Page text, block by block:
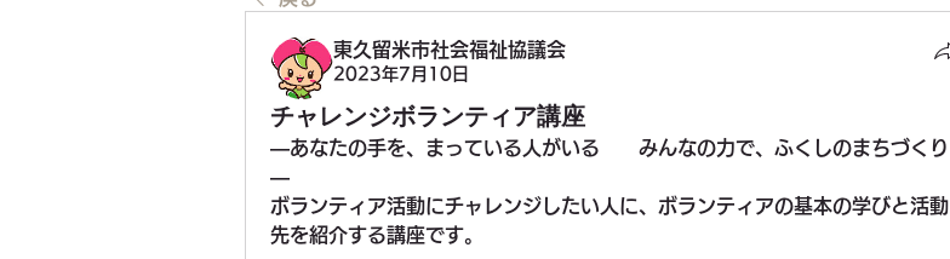
東久留米市社会福祉協議会
2023年7月10日
チャレンジボランティア講座
―あなたの手を、まっている人がいる　　みんなの力で、ふくしのまちづくり
―
ボランティア活動にチャレンジしたい人に、ボランティアの基本の学びと活動
先を紹介する講座です。